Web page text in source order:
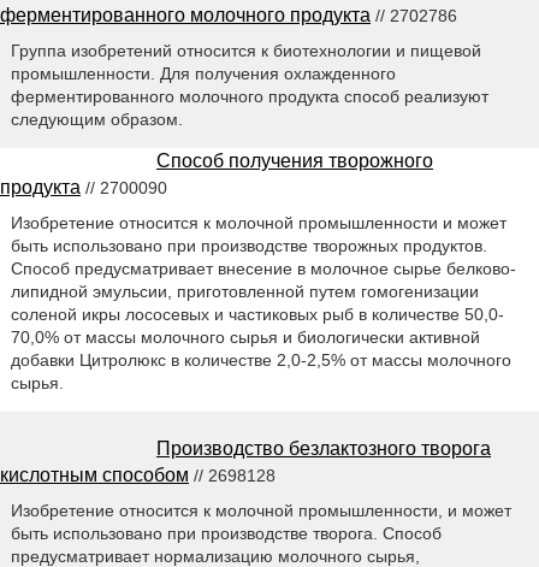
ферментированного молочного продукта // 2702786
Группа изобретений относится к биотехнологии и пищевой
промышленности. Для получения охлажденного
ферментированного молочного продукта способ реализуют
следующим образом.
Способ получения творожного
продукта // 2700090
Изобретение относится к молочной промышленности и может
быть использовано при производстве творожных продуктов.
Способ предусматривает внесение в молочное сырье белково-
липидной эмульсии, приготовленной путем гомогенизации
соленой икры лососевых и частиковых рыб в количестве 50,0-
70,0% от массы молочного сырья и биологически активной
добавки Цитролюкс в количестве 2,0-2,5% от массы молочного
сырья.
Производство безлактозного творога
кислотным способом // 2698128
Изобретение относится к молочной промышленности, и может
быть использовано при производстве творога. Способ
предусматривает нормализацию молочного сырья,